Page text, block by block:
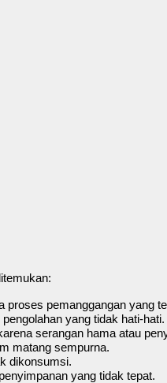
proses pemanggangan yang
yang tidak hati-hati.
serangan hama atau
matang sempurna.
dikonsumsi.
yang tidak tepat.